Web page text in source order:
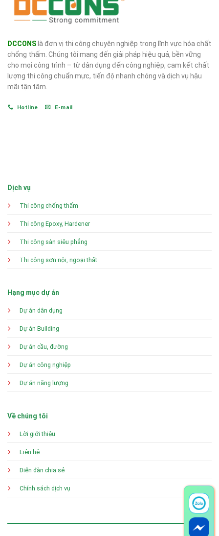
DCCONS là đơn vị thi công chuyên nghiệp trong lĩnh vực hóa chất
chống thấm. Chúng tôi mang đến giải pháp hiệu quả, bền vững
cho mọi công trình – từ dân dụng đến công nghiệp, cam kết chất
lượng thi công chuẩn mực, tiến độ nhanh chóng và dịch vụ hậu
mãi tận tâm.
Hotline E-mail
Dịch vụ
Thi công chống thấm
Thi công Epoxy, Hardener
Thi công sàn siêu phẳng
Thi công sơn nội, ngoại thất
Hạng mục dự án
Dự án dân dụng
Dự án Building
Dự án cầu, đường
Dự án công nghiệp
Dự án năng lượng
Về chúng tôi
Lời giới thiệu
Liên hệ
Diễn đàn chia sẻ
Chính sách dịch vụ